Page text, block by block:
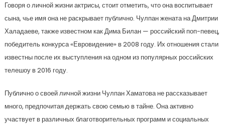
Говоря о личной жизни актрисы, стоит отметить, что она воспитывает
сына, чье имя она не раскрывает публично. Чулпан жената на Дмитрии
Халадаеве, также известном как Дима Билан — российский поп-певец,
победитель конкурса «Евровидение» в 2008 году. Их отношения стали
известны после их выступления на одном из популярных российских
телешоу в 2016 году.
Публично о своей личной жизни Чулпан Хаматова не рассказывает
много, предпочитая держать свою семью в тайне. Она активно
участвует в различных благотворительных программ и социальных